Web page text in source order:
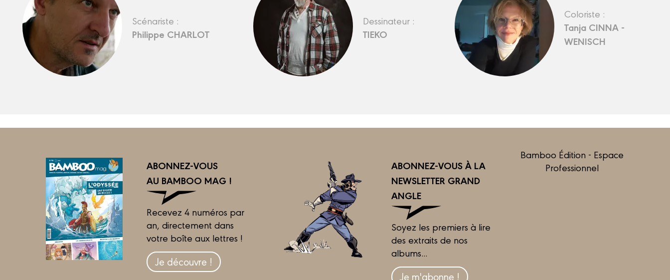
Scénariste :
Philippe CHARLOT
Dessinateur :
TIEKO
Coloriste :
Tanja CINNA -
WENISCH
ABONNEZ-VOUS
AU BAMBOO MAG !
Recevez 4 numéros par
an, directement dans
votre boîte aux lettres !
Je découvre !
ABONNEZ-VOUS À LA
NEWSLETTER GRAND
ANGLE
Soyez les premiers à lire
des extraits de nos
albums...
Je m'abonne !
Bamboo Édition - Espace
Professionnel